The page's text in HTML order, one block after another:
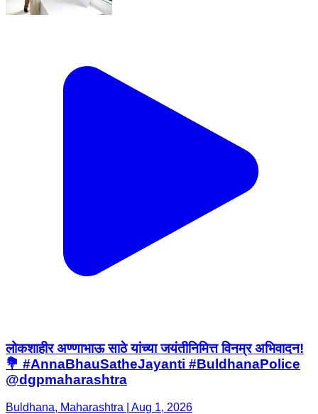
लोकशाहीर अण्णाभाऊ साठे यांच्या जयंतीनिमित्त विनम्र अभिवादन!
💐 #AnnaBhauSatheJayanti #BuldhanaPolice
@dgpmaharashtra
Buldhana, Maharashtra | Aug 1, 2026